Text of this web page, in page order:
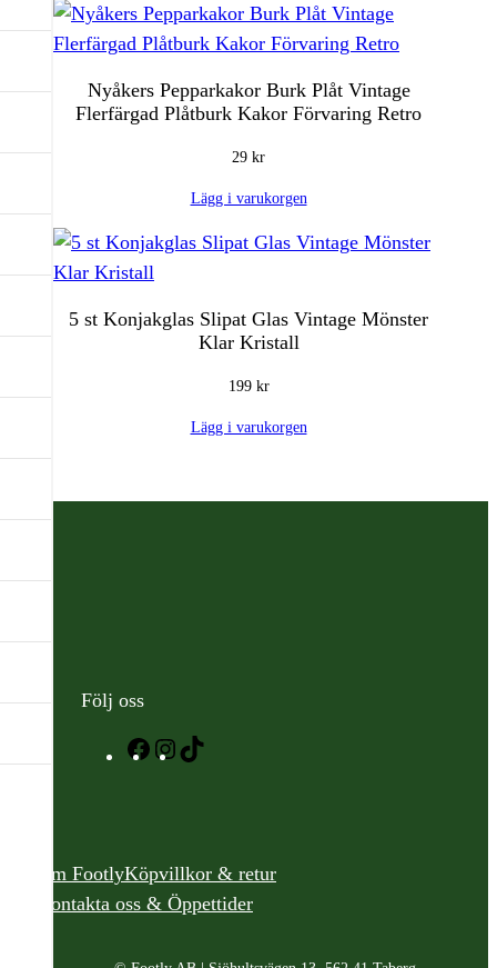
Nyåkers Pepparkakor Burk Plåt Vintage
Flerfärgad Plåtburk Kakor Förvaring Retro
29 kr
Lägg i varukorgen
5 st Konjakglas Slipat Glas Vintage Mönster
Klar Kristall
199 kr
Lägg i varukorgen
Följ oss
Facebook
Instagram
Om FootlyKöpvillkor & retur
Kontakta oss & Öppettider